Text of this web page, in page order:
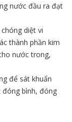
nước đầu ra đạt
diệt vi
thành phần kim
nước trong,
để sát khuẩn
đóng bình, đóng